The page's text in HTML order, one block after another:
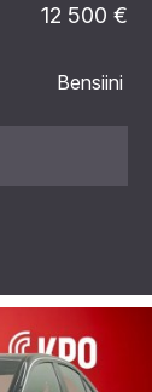
12 500 €
Bensiini